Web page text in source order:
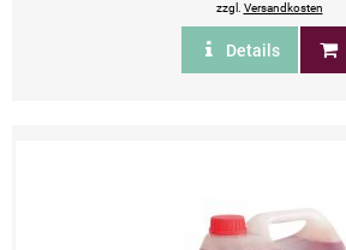
zzgl. Versandkosten
Details